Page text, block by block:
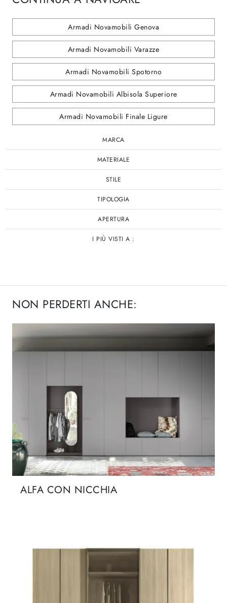
Armadi Novamobili Genova
Armadi Novamobili Varazze
Armadi Novamobili Spotorno
Armadi Novamobili Albisola Superiore
Armadi Novamobili Finale Ligure
MARCA
MATERIALE
STILE
TIPOLOGIA
APERTURA
I PIÙ VISTI A :
NON PERDERTI ANCHE:
ALFA CON NICCHIA